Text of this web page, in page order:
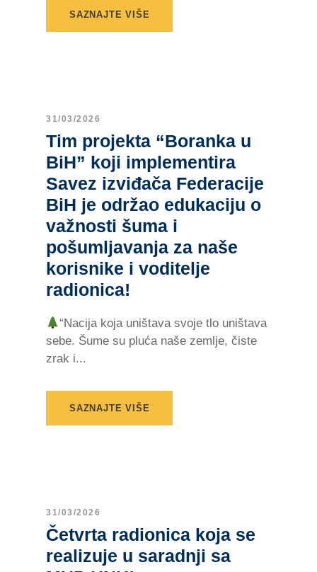
SAZNAJTE VIŠE
31/03/2026
Tim projekta “Boranka u
BiH” koji implementira
Savez izviđača Federacije
BiH je održao edukaciju o
važnosti šuma i
pošumljavanja za naše
korisnike i voditelje
radionica!
“Nacija koja uništava svoje tlo uništava
sebe. Šume su pluća naše zemlje, čiste
zrak i...
SAZNAJTE VIŠE
31/03/2026
Četvrta radionica koja se
realizuje u saradnji sa